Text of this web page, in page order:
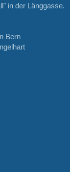
in der Länggasse.
Bern